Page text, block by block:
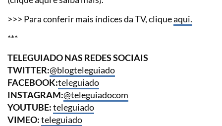
>>> Para conferir mais índices da TV, cliqueaqui.
***
TELEGUIADO NAS REDES SOCIAIS
TWITTER:@blogteleguiado
FACEBOOK:teleguiado
INSTAGRAM:@teleguiadocom
YOUTUBE:teleguiado
VIMEO:teleguiado